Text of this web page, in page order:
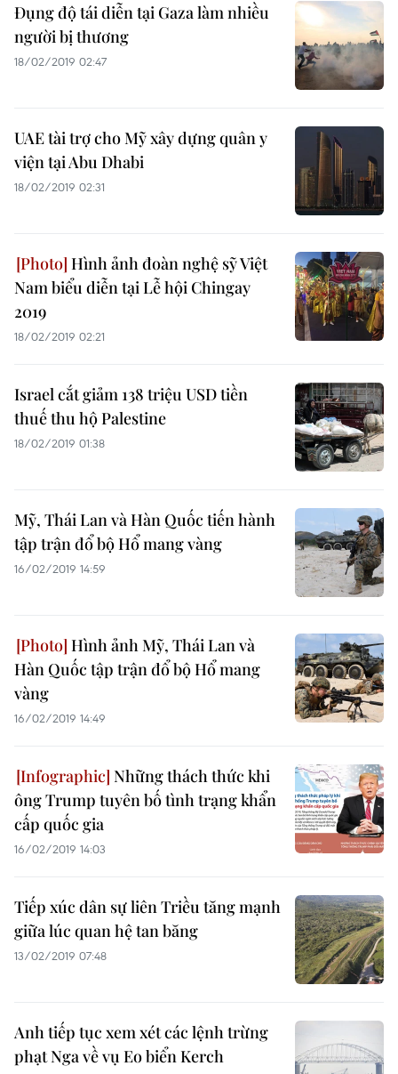
Đụng độ tái diễn tại Gaza làm nhiều
người bị thương
18/02/2019 02:47
UAE tài trợ cho Mỹ xây dựng quân y
viện tại Abu Dhabi
18/02/2019 02:31
Hình ảnh đoàn nghệ sỹ Việt
Nam biểu diễn tại Lễ hội Chingay
2019
18/02/2019 02:21
Israel cắt giảm 138 triệu USD tiền
thuế thu hộ Palestine
18/02/2019 01:38
Mỹ, Thái Lan và Hàn Quốc tiến hành
tập trận đổ bộ Hổ mang vàng
16/02/2019 14:59
Hình ảnh Mỹ, Thái Lan và
Hàn Quốc tập trận đổ bộ Hổ mang
vàng
16/02/2019 14:49
Những thách thức khi
ông Trump tuyên bố tình trạng khẩn
cấp quốc gia
16/02/2019 14:03
Tiếp xúc dân sự liên Triều tăng mạnh
giữa lúc quan hệ tan băng
13/02/2019 07:48
Anh tiếp tục xem xét các lệnh trừng
phạt Nga về vụ Eo biển Kerch